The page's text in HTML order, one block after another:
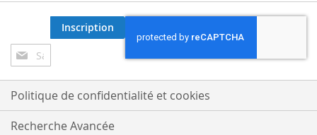
Inscription
à
notre
lettre
d’information
:
Inscription
Politique de confidentialité et cookies
Recherche Avancée